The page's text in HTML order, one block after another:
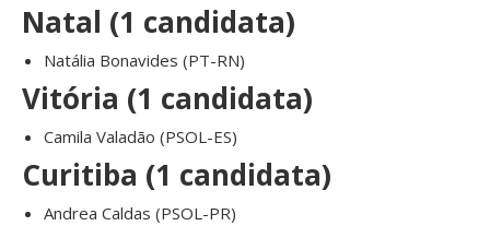
Natal (1 candidata)
Natália Bonavides (PT-RN)
Vitória (1 candidata)
Camila Valadão (PSOL-ES)
Curitiba (1 candidata)
Andrea Caldas (PSOL-PR)